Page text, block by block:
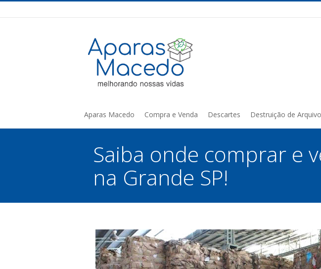
Aparas Macedo Compra e Venda Descartes Destruição de
Saiba onde comprar e
na Grande SP!